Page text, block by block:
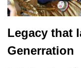
Legacy that
Generration